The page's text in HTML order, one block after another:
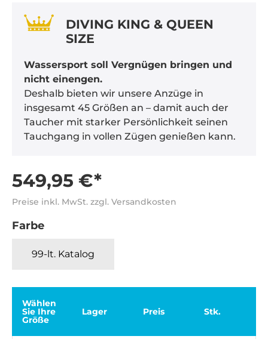
DIVING KING & QUEEN
SIZE
Wassersport soll Vergnügen bringen und
nicht einengen.
Deshalb bieten wir unsere Anzüge in
insgesamt 45 Größen an – damit auch der
Taucher mit starker Persönlichkeit seinen
Tauchgang in vollen Zügen genießen kann.
549,95 €*
Preise inkl. MwSt. zzgl. Versandkosten
Farbe
99-lt. Katalog
Wählen
Sie Ihre
Größe
Lager Preis Stk.